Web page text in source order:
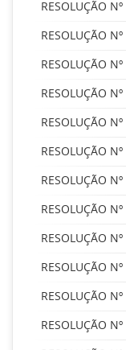
RESOLUÇÃO
RESOLUÇÃO
RESOLUÇÃO
RESOLUÇÃO
RESOLUÇÃO
RESOLUÇÃO
RESOLUÇÃO
RESOLUÇÃO
RESOLUÇÃO
RESOLUÇÃO
RESOLUÇÃO
RESOLUÇÃO